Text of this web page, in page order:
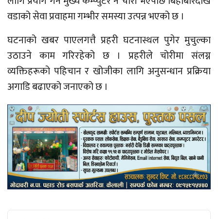
वडाको सेवा प्रवाहमा गम्भीर समस्या उत्पन्न भएको छ ।
घटनाको खबर पाएलगत्तै प्रहरी घटनास्थल पुगेर मुचुल्का
उठाउने काम गरिरहेको छ । प्रहरीले चोरीमा संलग्न
व्यक्तिहरूको पहिचान र खोजीका लागि अनुसन्धान प्रक्रिया
अगाडि बढाएको जनाएको छ ।